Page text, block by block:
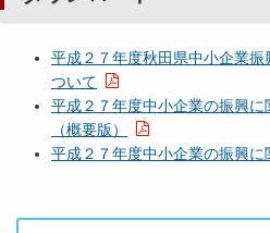
平成２７年度秋田県中小企業
ついて
平成２７年度中小企業の振興
（概要版）
平成２７年度中小企業の振興